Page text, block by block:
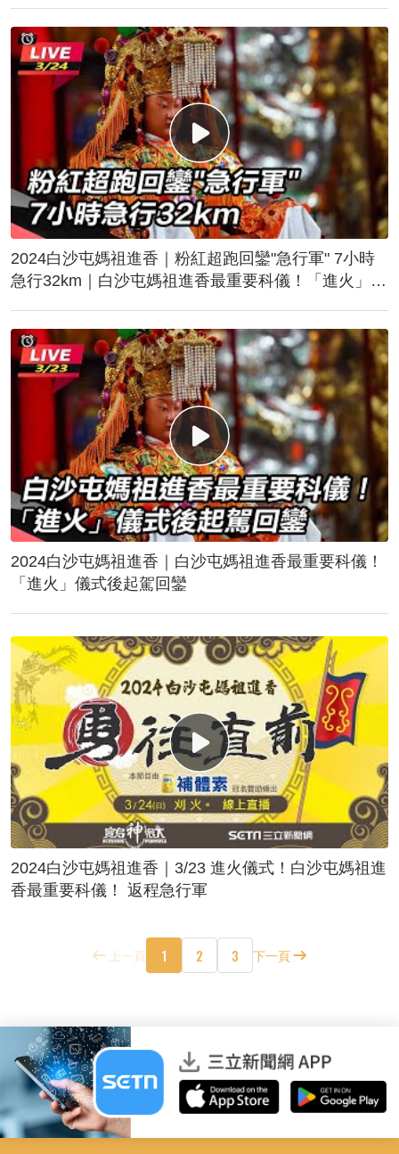
2024白沙屯媽祖進香｜粉紅超跑回鑾"急行軍" 7小時
急行32km｜白沙屯媽祖進香最重要科儀！「進火」儀
2024白沙屯媽祖進香｜白沙屯媽祖進香最重要科儀！
「進火」儀式後起駕回鑾
2024白沙屯媽祖進香｜3/23 進火儀式！白沙屯媽祖進
香最重要科儀！ 返程急行軍
上一頁 1 2 3 下一頁